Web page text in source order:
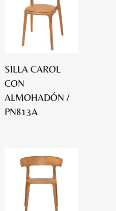
SILLA CAROL
CON
ALMOHADÓN /
PN813A